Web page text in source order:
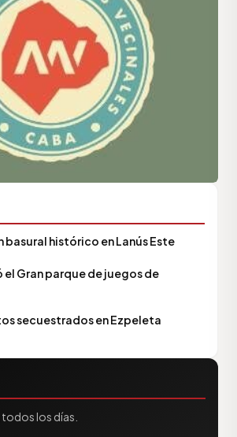
basural histórico en Lanús Este
el Gran parque de juegos de
secuestrados en Ezpeleta
los días.